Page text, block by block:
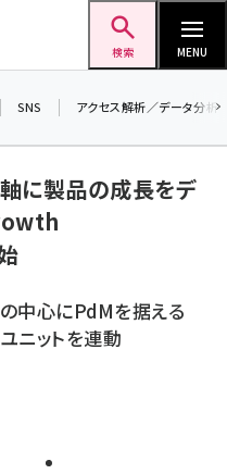
検索 MENU
SNS アクセス解析／データ分析
に製品の成長をデ
中心にPdMを据える
ニットを連動
る